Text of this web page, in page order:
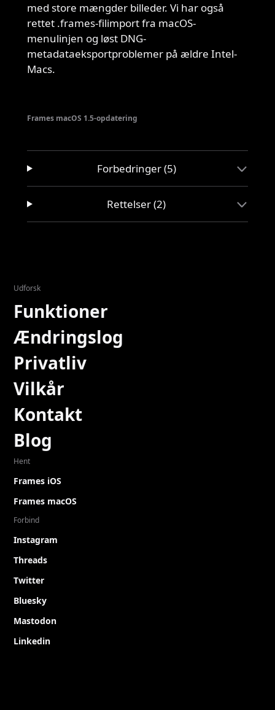
med store mængder billeder. Vi har også
rettet .frames-filimport fra macOS-
menulinjen og løst DNG-
metadataeksportproblemer på ældre Intel-
Macs.
Frames macOS 1.5-opdatering
Forbedringer (5)
Rettelser (2)
Udforsk
Funktioner
Ændringslog
Privatliv
Vilkår
Kontakt
Blog
Hent
Frames iOS
Frames macOS
Forbind
Instagram
Threads
Twitter
Bluesky
Mastodon
Linkedin